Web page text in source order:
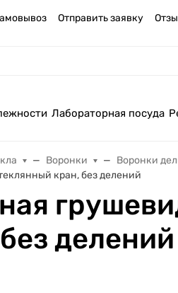
Отправить заявку
Лабораторная посуда
Воронки Воронки
кран, без делений
делений